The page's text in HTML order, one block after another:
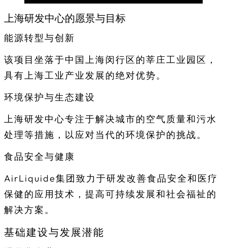
上海研发中心的愿景与目标
能源转型与创新
该项目坐落于中国上海闵行区的莘庄工业园区，
具有上海工业产业发展的绝对优势。
环境保护与生态建设
上海研发中心专注于解决城市的空气质量和污水
处理等措施，以应对当代的环境保护的挑战。
食品安全与健康
AirLiquide集团致力于研发改善食品安全和医疗
保健的应用技术，提高可持续发展和社会福祉的
解决方案。
基础建设与发展潜能